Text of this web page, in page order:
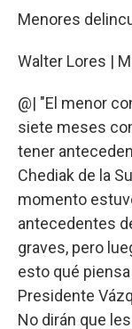
Menores
Walter Lores |
@| "El menor
siete meses
tener
Chediak de la
momento
antecedentes
graves, pero
esto qué
Presidente
No dirán que